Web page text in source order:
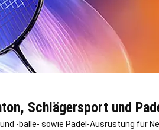
Schlägersport und
-bälle- sowie Padel-Ausrüstung für